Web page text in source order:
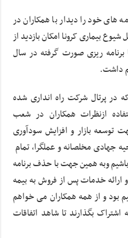
های خود را دیدار با همکاران در
بیماری کرونا امکان بازدید از
ریزی صورت گرفته در سال
داشت.
در پرتال شرکت راه انداری شده
ازنظرات همکاران در شعب
بازار و افزایش سودآوری
جهادی مخلصانه و عملگرا، تمام
وبه همین جهت با حذف برنامه
خدمات پس از فروش به بیمه
بود و از همه همکاران می خواهم
اشتراک بگذارند تا شاهد اتفاقات